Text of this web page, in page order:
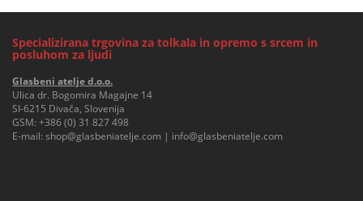
Specializirana trgovina za tolkala in opremo s srcem in
posluhom za ljudi
Glasbeni atelje d.o.o.
Ulica dr. Bogomira Magajne 14
SI-6215 Divača, Slovenija
GSM: +386 (0) 31 827 498
E-mail: shop@glasbeniatelje.com | info@glasbeniatelje.com